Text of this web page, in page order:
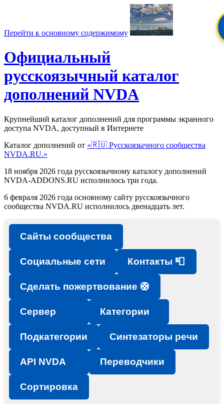
Перейти к основному содержимому
Официальный
русскоязычный каталог
дополнений NVDA
Крупнейший каталог дополнений для программы экранного
доступа NVDA, доступный в Интернете
Каталог дополнений от «🇷🇺 Русскоязычного сообщества
NVDA.RU.»
18 ноября 2026 года русскоязычному каталогу дополнений
NVDA-ADDONS.RU исполнилось три года.
6 февраля 2026 года основному сайту русскоязычного
сообщества NVDA.RU исполнилось двенадцать лет.
Сайты сообщества
Социальные сети Контакты 📮
Сделать пожертвование 🛟
Сервер Категории
Подкатегории Синтезаторы речи
API NVDA Переводчики
Сортировка